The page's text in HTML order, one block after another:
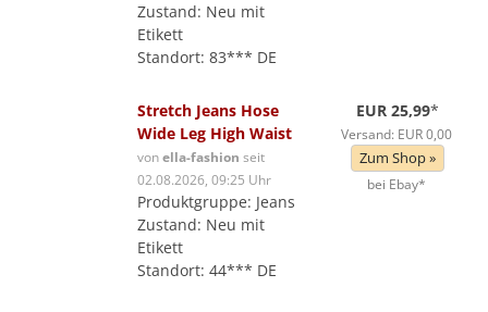
Zustand: Neu mit
Etikett
Standort: 83*** DE
Stretch Jeans Hose
Wide Leg High Waist
vonella-fashion seit
02.08.2026, 09:25 Uhr
Produktgruppe: Jeans
Zustand: Neu mit
Etikett
Standort: 44*** DE
EUR 25,99*
Versand: EUR 0,00
Zum Shop »
bei Ebay*